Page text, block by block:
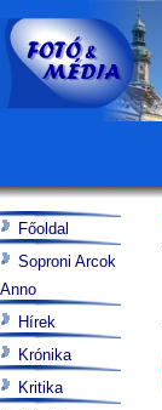
Főoldal
Soproni Arcok
Anno
Hírek
Krónika
Kritika